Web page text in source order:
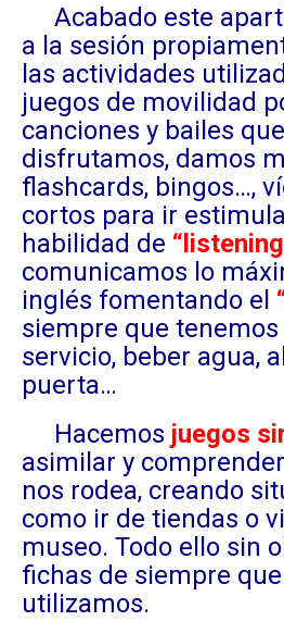
Acabado este
a la sesión
las actividades
juegos de movilidad
canciones y bailes
disfrutamos, damos
flashcards, bingos…,
cortos para ir
habilidad de
comunicamos lo
inglés fomentando el
siempre que tenemos
servicio, beber agua,
puerta…
Hacemos juegos
asimilar y
nos rodea, creando
como ir de tiendas o
museo. Todo ello sin
fichas de siempre
utilizamos.